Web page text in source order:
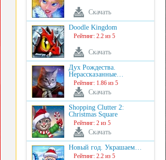
Скачать
Doodle Kingdom
Рейтинг: 2.2 из 5
Скачать
Дух Рождества.
Нерассказанные…
Рейтинг: 1.86 из 5
Скачать
Shopping Clutter 2:
Christmas Square
Рейтинг: 2 из 5
Скачать
Новый год. Украшаем…
Рейтинг: 2.2 из 5